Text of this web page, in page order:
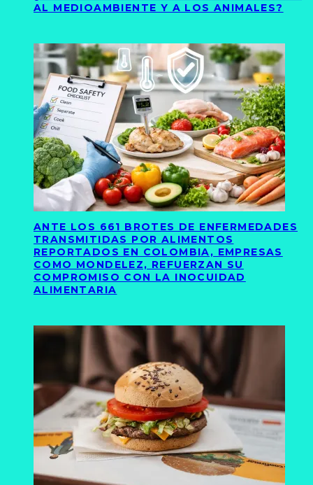
AL MEDIOAMBIENTE Y A LOS ANIMALES?
ANTE LOS 661 BROTES DE ENFERMEDADES
TRANSMITIDAS POR ALIMENTOS
REPORTADOS EN COLOMBIA, EMPRESAS
COMO MONDELEZ, REFUERZAN SU
COMPROMISO CON LA INOCUIDAD
ALIMENTARIA